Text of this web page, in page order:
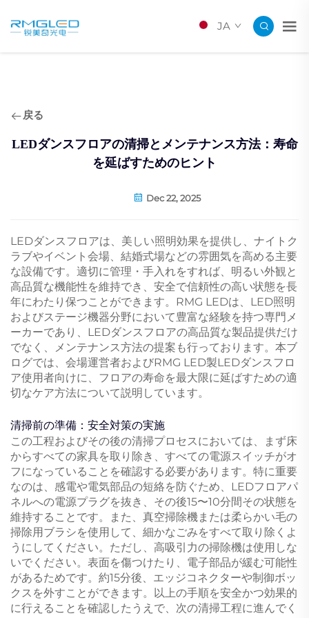
JA
戻る
LEDダンスフロアの清掃とメンテナンス方法：寿命
を延ばすためのヒント
Dec 22, 2025
LEDダンスフロアは、美しい照明効果を提供し、ナイトク
ラブやイベント会場、結婚式場などの雰囲気を高める主要
な設備です。適切に管理・手入れをすれば、明るい外観と
高品質な機能性を維持でき、安全で信頼性の高い状態を長
年にわたり保つことができます。RMG LEDは、LED照明
およびステージ機器分野において豊富な経験を持つ専門メ
ーカーであり、LEDダンスフロアの高品質な製品提供だけ
でなく、メンテナンス方法の提案も行っております。本ブ
ログでは、会場運営者およびRMG LED製LEDダンスフロ
ア使用者向けに、フロアの寿命を最大限に延ばすための適
切なケア方法について説明しています。
清掃前の準備：安全対策の実施
この工程およびその後の清掃プロセスにおいては、まず床
からすべての家具を取り除き、すべての電源スイッチがオ
フになっていることを確認する必要があります。特に重要
なのは、感電や電気部品の短絡を防ぐため、LEDフロアパ
ネルへの電源プラグを抜き、その後15〜10分間その状態を
維持することです。また、真空掃除機または柔らかい毛の
掃除用ブラシを使用して、細かなごみをすべて取り除くよ
うにしてください。ただし、高吸引力の掃除機は使用しな
いでください。表面を傷つけたり、電子部品が緩む可能性
があるためです。約15分後、エッジコネクターや制御ボッ
クスを外すことができます。以上の手順を安全かつ効果的
に行えることを確認したうえで、次の清掃工程に進んでく